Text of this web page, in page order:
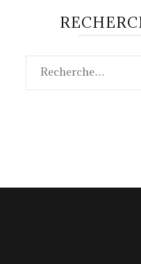
Rechercher :